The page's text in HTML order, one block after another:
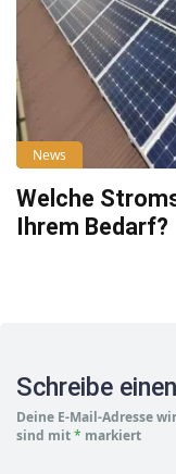
News
Welche
Ihrem Bedarf?
Schreibe
Deine E-Mail-Adresse
sind mit* markiert